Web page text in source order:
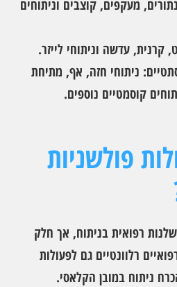
מעקפים, קוצבים וניתוחים
קרנית, עדשה וניתוחי לייזר.
ניתוחי חזה, אף, מתיחת
קוסמטיים נוספים.
פולשניות
רפואית בניתוח, אך חלק
רלוונטיים גם לפעולות
ניתוח במובן הקלאסי.